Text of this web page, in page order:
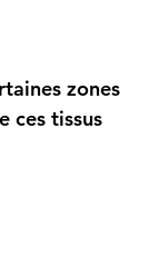
zones
ces tissus